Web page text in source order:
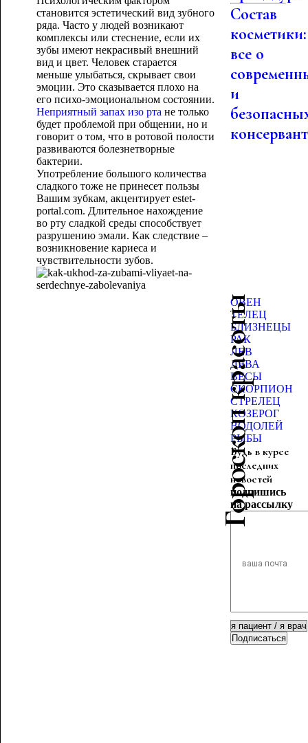
становится эстетический вид зубного
ряда. Часто у людей возникают
комплексы или стеснение, если их
зубы имеют некрасивый внешний
вид и цвет. Человек старается
меньше улыбаться, скрывает свои
эмоции. Это сказывается плохо на
его психо-эмоциональном состоянии.
Неприятный запах изо рта не только
будет проблемой при общении, но и
говорит о том, что в ротовой полости
развиваются болезнетворные
бактерии.
Употребление большого количества
сладкого тоже не принесет пользы
Вашим зубкам, акцентирует estet-
portal.com. Длительное нахождение
во рту сладкой среды способствует
разрушению эмали. Как следствие –
возникновение кариеса и
чувствительности зубов.
Состав
косметики:
все о
и
Гороскоп красоты
ОВЕН
ТЕЛЕЦ
БЛИЗНЕЦЫ
РАК
ЛЕВ
ДЕВА
ВЕСЫ
СКОРПИОН
СТРЕЛЕЦ
КОЗЕРОГ
ВОДОЛЕЙ
РЫБЫ
Будь в курсе
последних
новостей
подпишись
на рассылку
Подписаться